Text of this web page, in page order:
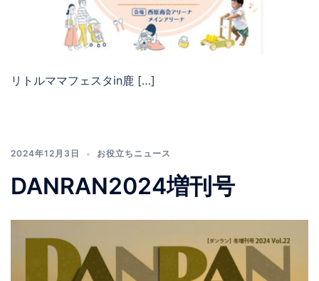
リトルママフェスタin鹿 […]
2024年12月3日 お役立ちニュース
DANRAN2024増刊号